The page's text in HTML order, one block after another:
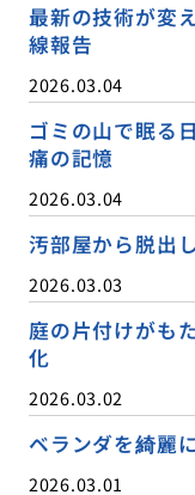
最新の技術が変
線報告
2026.03.04
ゴミの山で眠る
痛の記憶
2026.03.04
汚部屋から脱出
2026.03.03
庭の片付けがも
化
2026.03.02
ベランダを綺麗
2026.03.01